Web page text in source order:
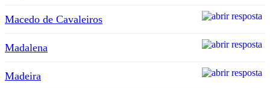
Macedo de Cavaleiros
Madalena
Madeira